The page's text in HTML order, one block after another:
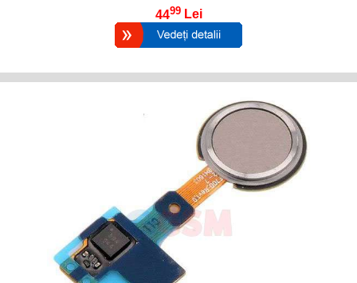
4499 Lei